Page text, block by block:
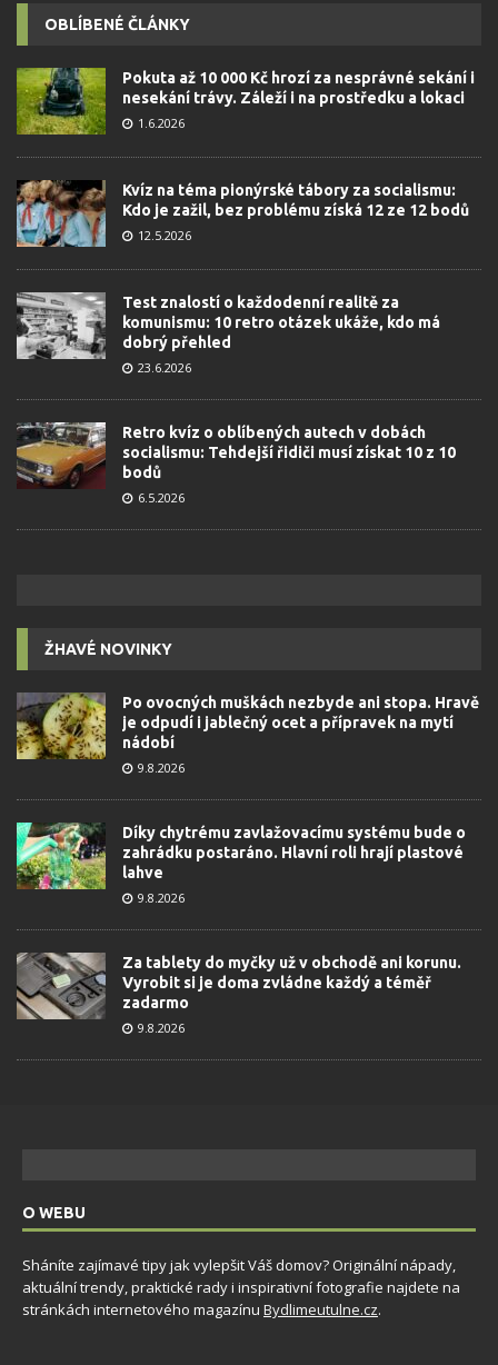
OBLÍBENÉ ČLÁNKY
Pokuta až 10 000 Kč hrozí za nesprávné sekání i
nesekání trávy. Záleží i na prostředku a lokaci
1.6.2026
Kvíz na téma pionýrské tábory za socialismu:
Kdo je zažil, bez problému získá 12 ze 12 bodů
12.5.2026
Test znalostí o každodenní realitě za
komunismu: 10 retro otázek ukáže, kdo má
dobrý přehled
23.6.2026
Retro kvíz o oblíbených autech v dobách
socialismu: Tehdejší řidiči musí získat 10 z 10
bodů
6.5.2026
ŽHAVÉ NOVINKY
Po ovocných muškách nezbyde ani stopa. Hravě
je odpudí i jablečný ocet a přípravek na mytí
nádobí
9.8.2026
Díky chytrému zavlažovacímu systému bude o
zahrádku postaráno. Hlavní roli hrají plastové
lahve
9.8.2026
Za tablety do myčky už v obchodě ani korunu.
Vyrobit si je doma zvládne každý a téměř
zadarmo
9.8.2026
O WEBU
Sháníte zajímavé tipy jak vylepšit Váš domov? Originální nápady,
aktuální trendy, praktické rady i inspirativní fotografie najdete na
stránkách internetového magazínu Bydlimeutulne.cz.